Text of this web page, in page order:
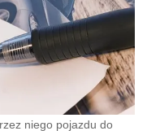
niego pojazdu do